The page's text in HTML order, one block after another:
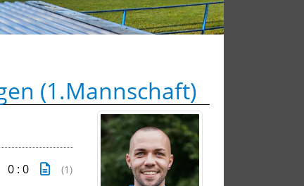
(1.Mannschaft)
0 : 0 (1)